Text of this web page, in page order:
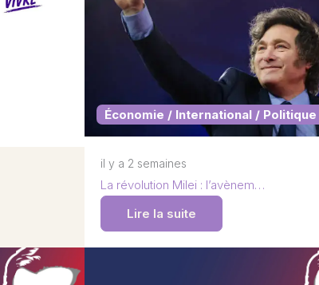
Économie / International / Politique
il y a 2 semaines
La révolution Milei : l’avènem…
Lire la suite